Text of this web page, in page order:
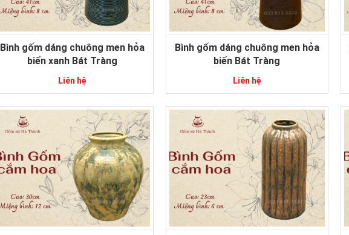
Bình gốm dáng chuông men hỏa
biến xanh Bát Tràng
Liên hệ
Bình gốm dáng chuông men hỏa
biến Bát Tràng
Liên hệ